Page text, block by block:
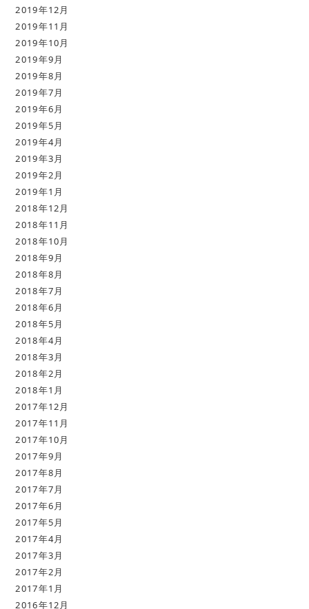
2019年12月
2019年11月
2019年10月
2019年9月
2019年8月
2019年7月
2019年6月
2019年5月
2019年4月
2019年3月
2019年2月
2019年1月
2018年12月
2018年11月
2018年10月
2018年9月
2018年8月
2018年7月
2018年6月
2018年5月
2018年4月
2018年3月
2018年2月
2018年1月
2017年12月
2017年11月
2017年10月
2017年9月
2017年8月
2017年7月
2017年6月
2017年5月
2017年4月
2017年3月
2017年2月
2017年1月
2016年12月